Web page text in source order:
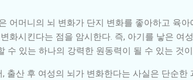
어머니의 뇌 변화가 단지 변화를 좋아하고 육
화시킨다는 점을 암시한다. 즉, 아기를 낳은
수 있는 하나의 강력한 원동력이 될 수 있는 것이
출산 후 여성의 뇌가 변화한다는 사실은 단순